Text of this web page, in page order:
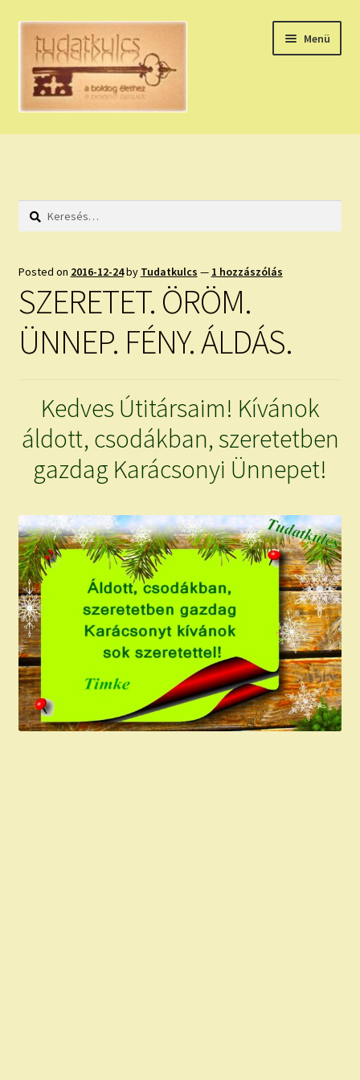
Ugrás
navigációhoz
Kilépés
tartalomba
Menü
HÚZZ EGY KÁRTYÁT!
HOLDNAPTÁR
NAPI ASZTROLÓGIA
KÉRJ EGY MEGERŐSÍTÉST!
child
ÍRJ NEKEM!
IRATKOZZ FEL A VIDEÓ CSATORNÁNKRA!
TAROT ELEMZÉS MEGRENDELÉSE LIMITÁLT!
AJÁNDÉKOKKAL!
Keresés:
Posted on 2016-12-24by Tudatkulcs — 1 hozzászólás
SZERETET. ÖRÖM.
ÜNNEP. FÉNY. ÁLDÁS.
Kedves Útitársaim! Kívánok
áldott, csodákban, szeretetben
gazdag Karácsonyi Ünnepet!